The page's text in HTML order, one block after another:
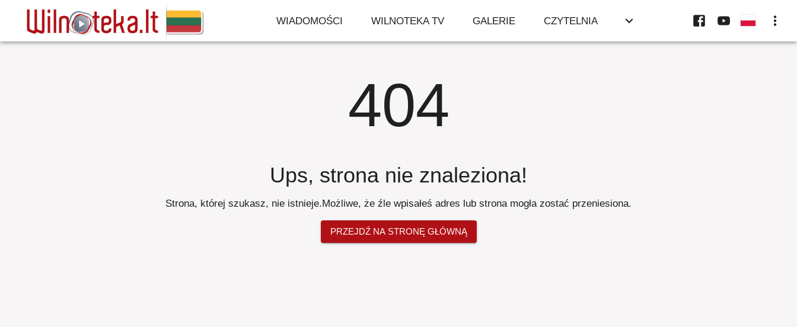
WIADOMOŚCI WILNOTEKA TV GALERIE CZYTELNIA
404
Ups, strona nie znaleziona!
Strona, której szukasz, nie istnieje.Możliwe, że źle wpisałeś adres lub strona mogła zostać przeniesiona.
PRZEJDŹ NA STRONĘ GŁÓWNĄ